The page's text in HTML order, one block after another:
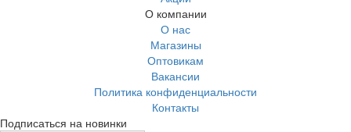
О компании
О нас
Магазины
Оптовикам
Вакансии
Политика конфиденциальности
Контакты
Подписаться на новинки